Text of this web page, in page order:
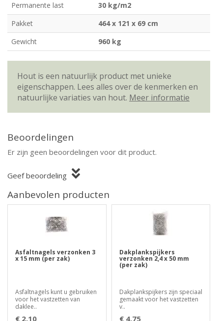
Permanente last
30 kg/m2
Pakket
464 x 121 x 69 cm
Gewicht
960 kg
Hout is een natuurlijk product met unieke
eigenschappen. Lees alles over de kenmerken en
natuurlijke variaties van hout. Meer informatie
Beoordelingen
Er zijn geen beoordelingen voor dit product.
Geef beoordeling
Aanbevolen producten
Asfaltnagels verzonken 3
x 15 mm (per zak)
Asfaltnagels kunt u gebruiken
voor het vastzetten van
daklee..
€ 2,10
Dakplankspijkers
verzonken 2,4 x 50 mm
(per zak)
Dakplankspijkers zijn speciaal
gemaakt voor het vastzetten
v..
€ 4,75